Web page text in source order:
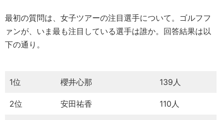
最初の質問は、女子ツアーの注目選手について。ゴルフフ
ァンが、いま最も注目している選手は誰か。回答結果は以
下の通り。
1位 櫻井心那 139人
2位 安田祐香 110人